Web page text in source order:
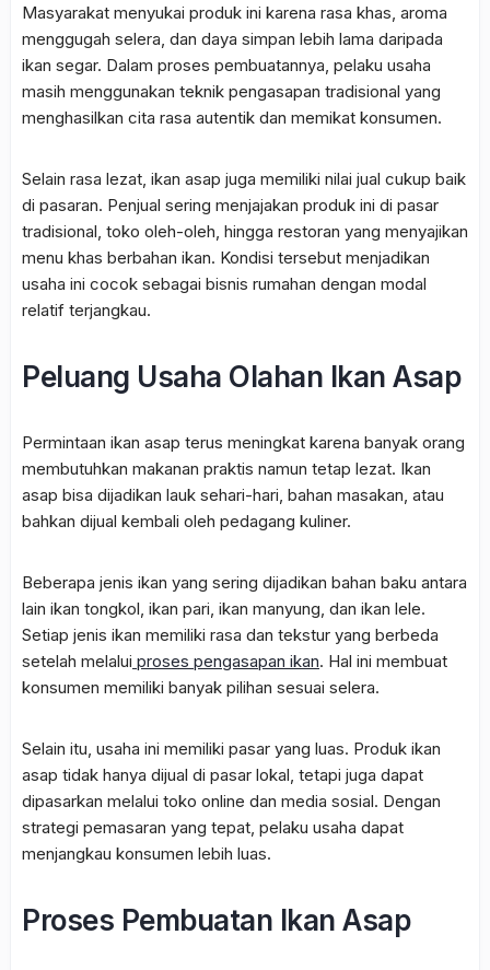
Masyarakat menyukai produk ini karena rasa khas, aroma
menggugah selera, dan daya simpan lebih lama daripada
ikan segar. Dalam proses pembuatannya, pelaku usaha
masih menggunakan teknik pengasapan tradisional yang
menghasilkan cita rasa autentik dan memikat konsumen.
Selain rasa lezat, ikan asap juga memiliki nilai jual cukup baik
di pasaran. Penjual sering menjajakan produk ini di pasar
tradisional, toko oleh-oleh, hingga restoran yang menyajikan
menu khas berbahan ikan. Kondisi tersebut menjadikan
usaha ini cocok sebagai bisnis rumahan dengan modal
relatif terjangkau.
Peluang Usaha Olahan Ikan Asap
Permintaan ikan asap terus meningkat karena banyak orang
membutuhkan makanan praktis namun tetap lezat. Ikan
asap bisa dijadikan lauk sehari-hari, bahan masakan, atau
bahkan dijual kembali oleh pedagang kuliner.
Beberapa jenis ikan yang sering dijadikan bahan baku antara
lain ikan tongkol, ikan pari, ikan manyung, dan ikan lele.
Setiap jenis ikan memiliki rasa dan tekstur yang berbeda
setelah melalui proses pengasapan ikan. Hal ini membuat
konsumen memiliki banyak pilihan sesuai selera.
Selain itu, usaha ini memiliki pasar yang luas. Produk ikan
asap tidak hanya dijual di pasar lokal, tetapi juga dapat
dipasarkan melalui toko online dan media sosial. Dengan
strategi pemasaran yang tepat, pelaku usaha dapat
menjangkau konsumen lebih luas.
Proses Pembuatan Ikan Asap